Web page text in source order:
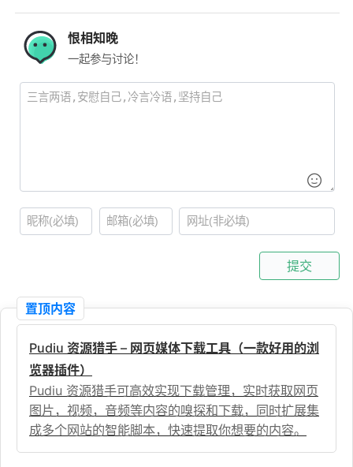
恨相知晚
一起参与讨论！
提交
置顶内容
Pudiu 资源猎手 – 网页媒体下载工具（一款好用的浏
览器插件）
Pudiu 资源猎手可高效实现下载管理，实时获取网页
图片，视频，音频等内容的嗅探和下载，同时扩展集
成多个网站的智能脚本，快速提取你想要的内容。